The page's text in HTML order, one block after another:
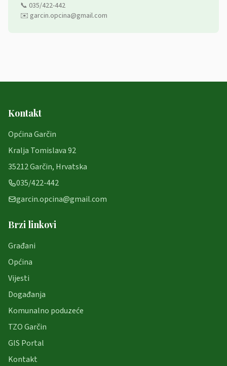
📞 035/422-442
✉️ garcin.opcina@gmail.com
Kontakt
Općina Garčin
Kralja Tomislava 92
35212 Garčin, Hrvatska
035/422-442
garcin.opcina@gmail.com
Brzi linkovi
Građani
Općina
Vijesti
Događanja
Komunalno poduzeće
TZO Garčin
GIS Portal
Kontakt